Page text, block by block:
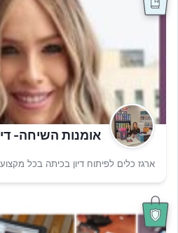
אומנות השיחה-
ארגז כלים לפיתוח דיון בכיתה בכל